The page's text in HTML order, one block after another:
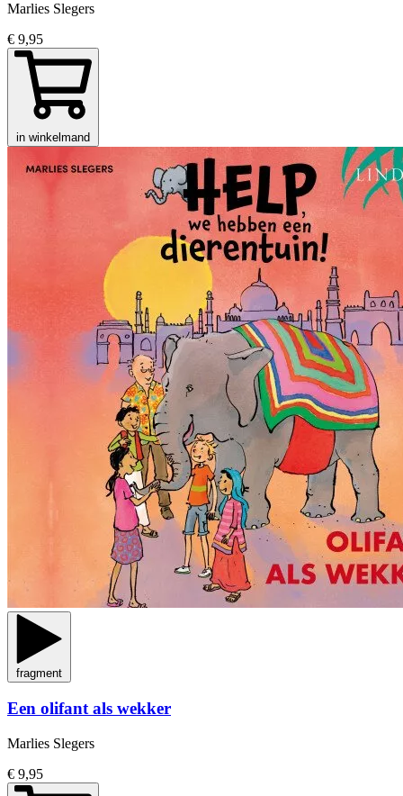
Marlies Slegers
€ 9,95
in winkelmand
fragment
Een olifant als wekker
Marlies Slegers
€ 9,95